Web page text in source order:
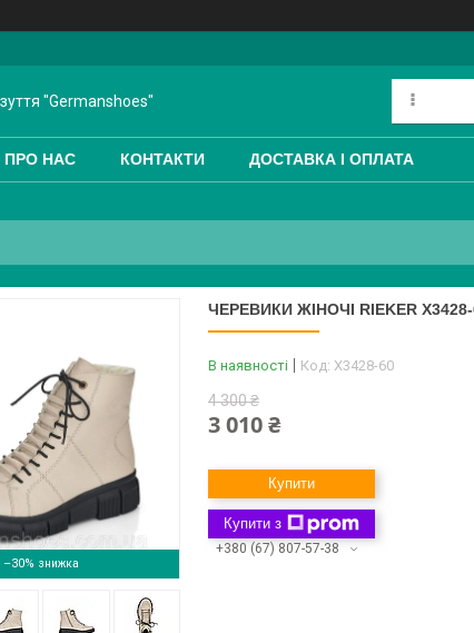
"Germanshoes"
ПРО НАС КОНТАКТИ ДОСТАВКА І ОПЛАТА
–30%
ЧЕРЕВИКИ ЖІНОЧІ RIEKER
В наявності Код: X3428-60
4 300 ₴
3 010 ₴
Купити
Купити з
+380 (67) 807-57-38